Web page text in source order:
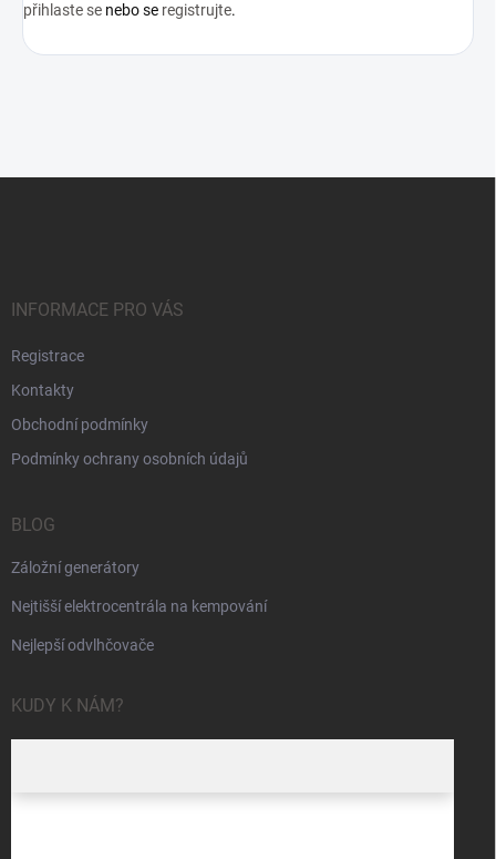
přihlaste se nebo se registrujte.
INFORMACE PRO VÁS
Registrace
Kontakty
Obchodní podmínky
Podmínky ochrany osobních údajů
BLOG
Záložní generátory
Nejtišší elektrocentrála na kempování
Nejlepší odvlhčovače
KUDY K NÁM?